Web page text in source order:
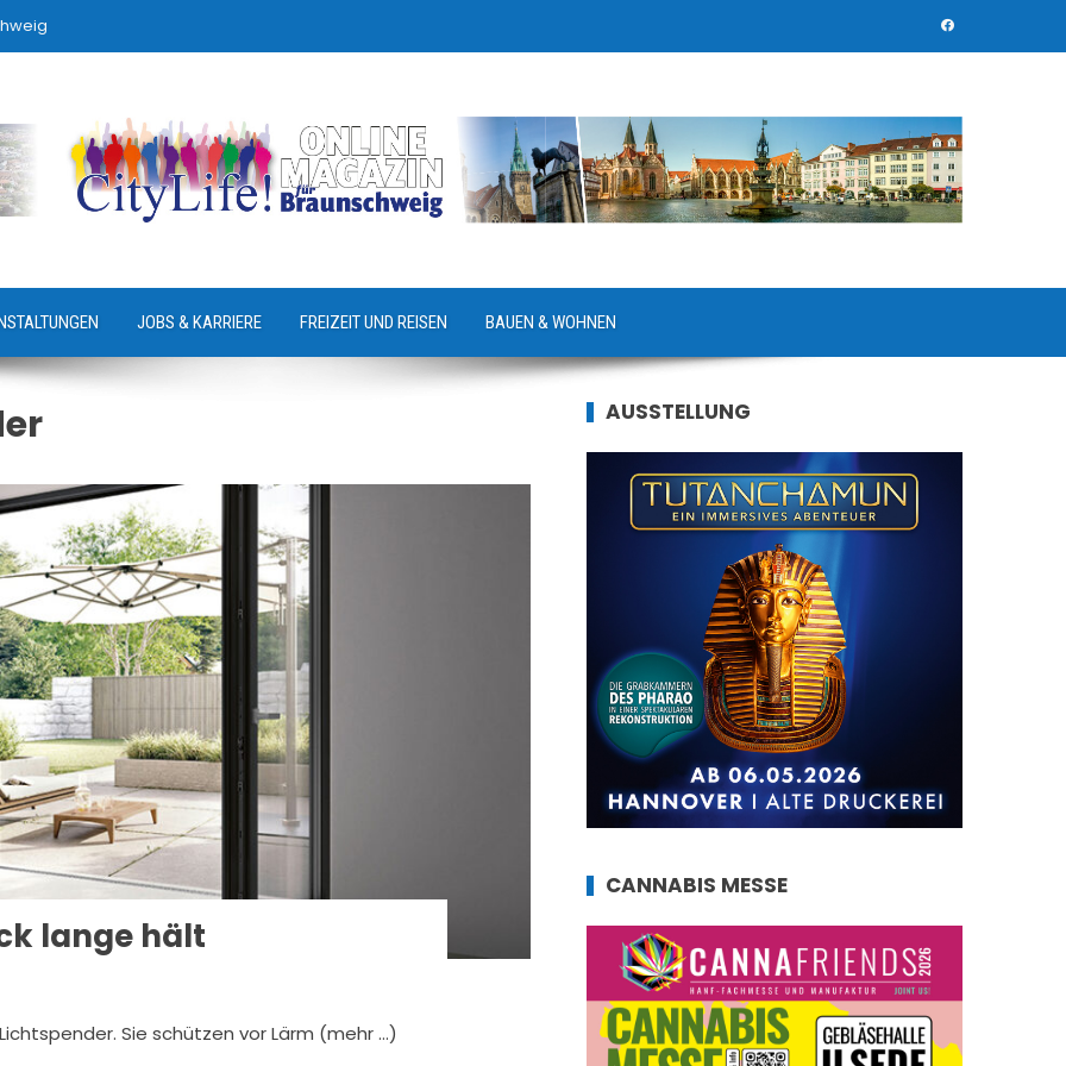
JOBS & KARRIERE FREIZEIT UND REISEN BAUEN & WOHNEN
lange hält
Sie schützen vor Lärm (mehr …)
AUSSTELLUNG
CANNABIS MESSE